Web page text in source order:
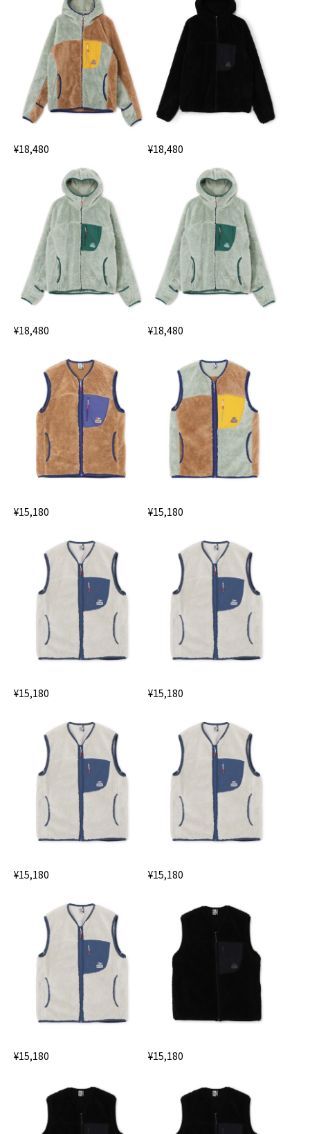
¥18,480 ¥18,480
¥18,480 ¥18,480
¥15,180 ¥15,180
¥15,180 ¥15,180
¥15,180 ¥15,180
¥15,180 ¥15,180